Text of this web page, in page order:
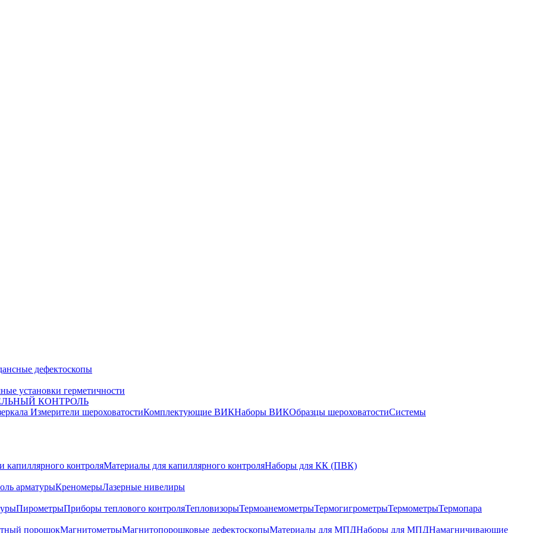
дефектоскопы
установки герметичности
КОНТРОЛЬ
Измерители шероховатостиКомплектующие ВИКНаборы ВИКОбразцы шероховатостиСистемы
капиллярного контроляМатериалы для капиллярного контроляНаборы для КК (ПВК)
арматурыКреномерыЛазерные нивелиры
ПирометрыПриборы теплового контроляТепловизорыТермоанемометрыТермогигрометрыТермометрыТермопара
порошокМагнитометрыМагнитопорошковые дефектоскопыМатериалы для МПДНаборы для МПДНамагничивающие